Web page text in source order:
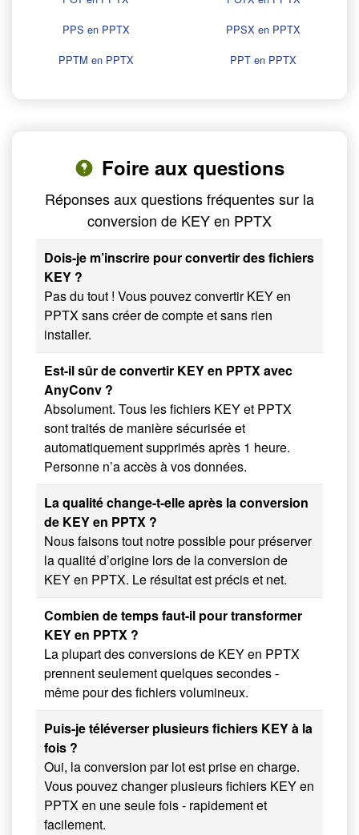
PPS en PPTX
PPSX en PPTX
PPTM en PPTX
PPT en PPTX
Foire aux questions
Réponses aux questions fréquentes sur la
conversion de KEY en PPTX
Dois-je m’inscrire pour convertir des fichiers
KEY ?
Pas du tout ! Vous pouvez convertir KEY en
PPTX sans créer de compte et sans rien
installer.
Est-il sûr de convertir KEY en PPTX avec
AnyConv ?
Absolument. Tous les fichiers KEY et PPTX
sont traités de manière sécurisée et
automatiquement supprimés après 1 heure.
Personne n’a accès à vos données.
La qualité change-t-elle après la conversion
de KEY en PPTX ?
Nous faisons tout notre possible pour préserver
la qualité d’origine lors de la conversion de
KEY en PPTX. Le résultat est précis et net.
Combien de temps faut-il pour transformer
KEY en PPTX ?
La plupart des conversions de KEY en PPTX
prennent seulement quelques secondes -
même pour des fichiers volumineux.
Puis-je téléverser plusieurs fichiers KEY à la
fois ?
Oui, la conversion par lot est prise en charge.
Vous pouvez changer plusieurs fichiers KEY en
PPTX en une seule fois - rapidement et
facilement.